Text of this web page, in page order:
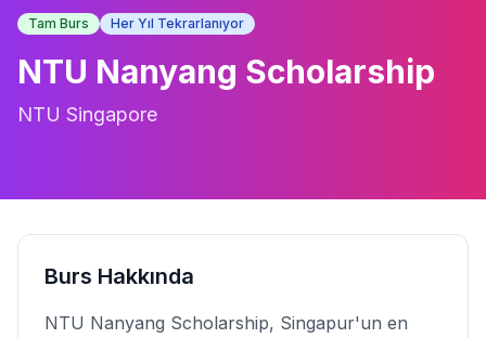
Tam Burs Her Yıl Tekrarlanıyor
NTU Nanyang Scholarship
NTU Singapore
Burs Hakkında
NTU Nanyang Scholarship, Singapur'un en